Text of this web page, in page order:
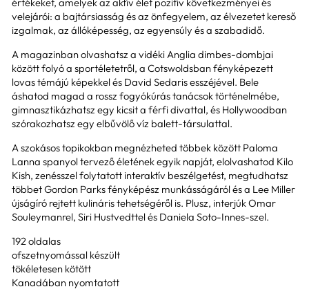
velejárói: a bajtársiasság és az önfegyelem, az élvezetet kereső
izgalmak, az állóképesség, az egyensúly és a szabadidő.
A magazinban olvashatsz a vidéki Anglia dimbes-dombjai
között folyó a sportéletetről, a Cotswoldsban fényképezett
lovas témájú képekkel és David Sedaris esszéjével. Bele
áshatod magad a rossz fogyókúrás tanácsok történelmébe,
gimnasztikázhatsz egy kicsit a férfi divattal, és Hollywoodban
szórakozhatsz egy elbűvölő víz balett-társulattal.
A szokásos topikokban megnézheted többek között Paloma
Lanna spanyol tervező életének egyik napját, elolvashatod Kilo
Kish, zenésszel folytatott interaktív beszélgetést, megtudhatsz
többet Gordon Parks fényképész munkásságáról és a Lee Miller
újságíró rejtett kulináris tehetségéről is. Plusz, interjúk Omar
Souleymanrel, Siri Hustvedttel és Daniela Soto-Innes-szel.
192 oldalas
ofszetnyomással készült
tökéletesen kötött
Kanadában nyomtatott